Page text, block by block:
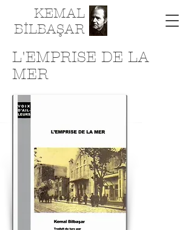
KEMAL
BİLBAŞAR
L'EMPRISE DE LA
MER